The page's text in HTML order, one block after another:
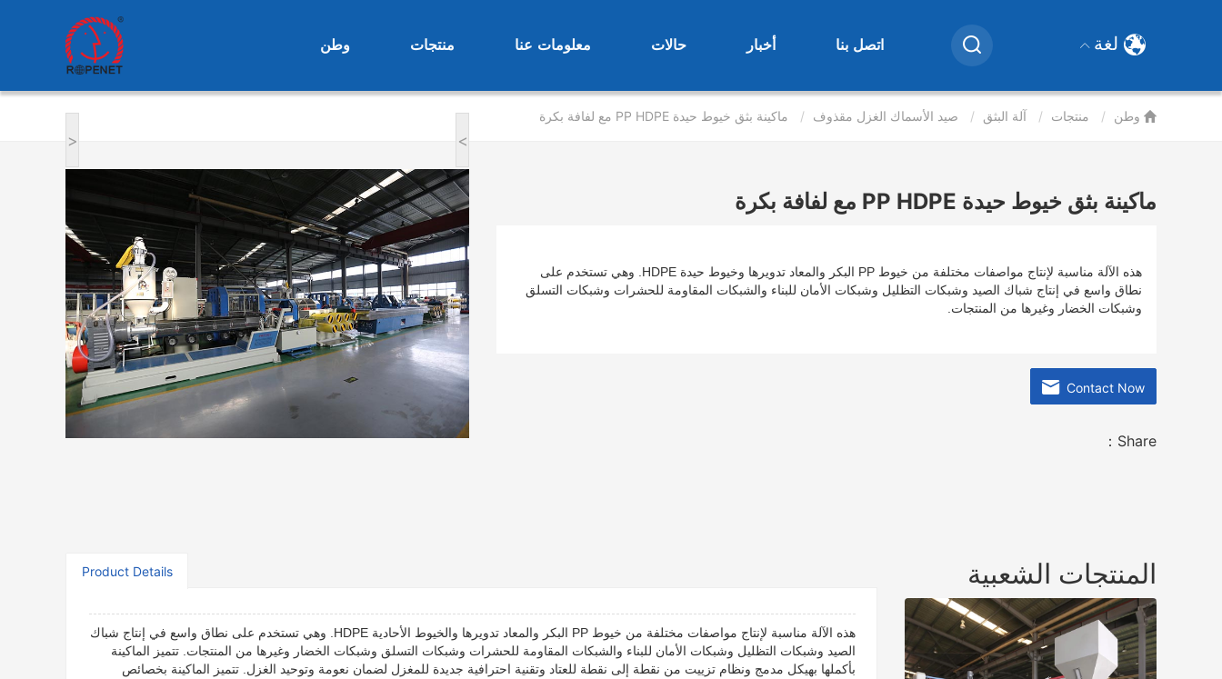
وطن منتجات معلومات عنا حالات أخبار اتصل بنا لغة
account
وطن منتجات آلة البثق صيد الأسماك الغزل مقذوف ماكينة بثق خيوط حيدة PP HDPE مع لفافة بكرة
< >
ماكينة بثق خيوط حيدة PP HDPE مع لفافة بكرة
هذه الآلة مناسبة لإنتاج مواصفات مختلفة من خيوط PP البكر والمعاد تدويرها وخيوط حيدة HDPE. وهي تستخدم على
نطاق واسع في إنتاج شباك الصيد وشبكات التظليل وشبكات الأمان للبناء والشبكات المقاومة للحشرات وشبكات التسلق
وشبكات الخضار وغيرها من المنتجات.
Contact Now
Share：
Product Details
هذه الآلة مناسبة لإنتاج مواصفات مختلفة من خيوط PP البكر والمعاد تدويرها والخيوط الأحادية HDPE. وهي تستخدم على نطاق واسع في إنتاج شباك
الصيد وشبكات التظليل وشبكات الأمان للبناء والشبكات المقاومة للحشرات وشبكات التسلق وشبكات الخضار وغيرها من المنتجات. تتميز الماكينة
بأكملها بهيكل مدمج ونظام تزييت من نقطة إلى نقطة للعتاد وتقنية احترافية جديدة للمغزل لضمان نعومة وتوحيد الغزل. تتميز الماكينة بخصائص
المنتجات الشعبية